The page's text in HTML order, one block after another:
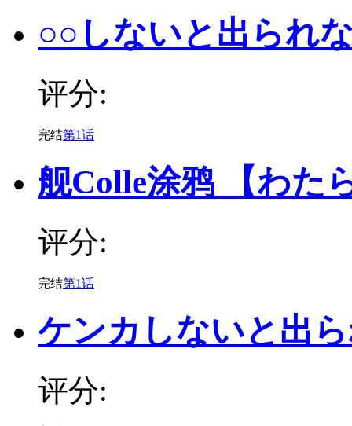
○○しないと出られ
评分:
完结第1话
舰Colle涂鸦 【わた
评分:
完结第1话
ケンカしないと出
评分: